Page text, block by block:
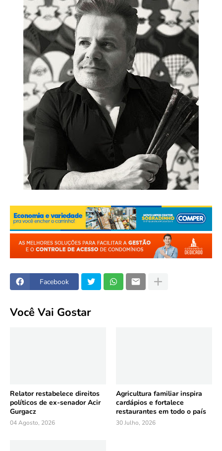
Facebook
Você Vai Gostar
Relator restabelece direitos
políticos de ex-senador Acir
Gurgacz
04 Agosto, 2026
Agricultura familiar inspira
cardápios e fortalece
restaurantes em todo o país
30 Julho, 2026